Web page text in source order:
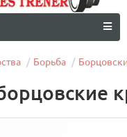
Борьба